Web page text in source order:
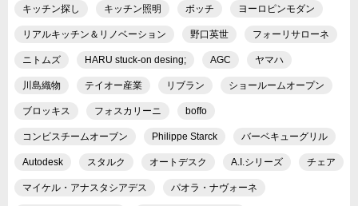
キッチン探し キッチン照明 ボッチ ヨーロピンモダン
リアルキッチン＆リノベーション 野口英世 フォーリサローネ
ニトムズ HARU stuck-on desing; AGC ヤマハ
川島織物 テイオー産業 リブラン ショールームオープン
ブロッキス フォスカリーニ boffo
コンビスチームオーブン Philippe Starck バーベキューグリル
Autodesk スタルク オートデスク A.I.シリーズ チェア
マイケル・アナスタシアデス パオラ・ナヴォーネ